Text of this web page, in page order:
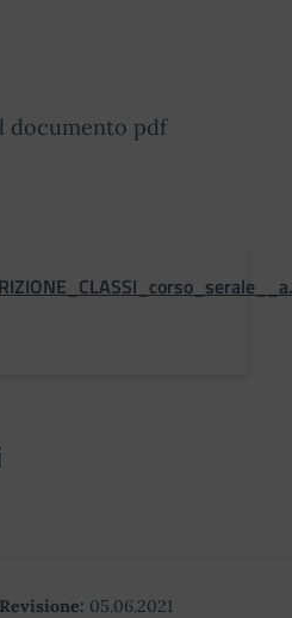
documento pdf
Revisione: 05.06.2021